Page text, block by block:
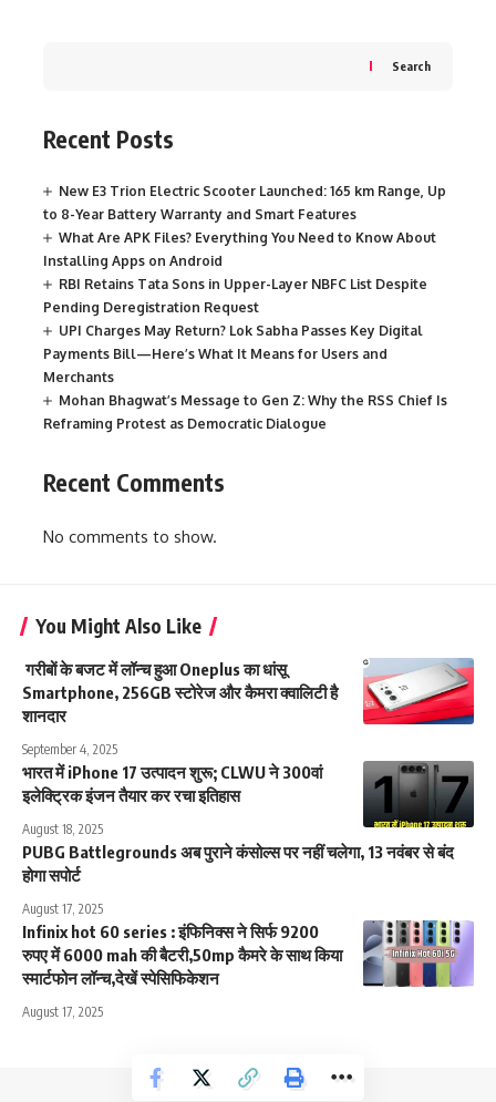
Search
Recent Posts
New E3 Trion Electric Scooter Launched: 165 km Range, Up
to 8-Year Battery Warranty and Smart Features
What Are APK Files? Everything You Need to Know About
Installing Apps on Android
RBI Retains Tata Sons in Upper-Layer NBFC List Despite
Pending Deregistration Request
UPI Charges May Return? Lok Sabha Passes Key Digital
Payments Bill—Here’s What It Means for Users and
Merchants
Mohan Bhagwat’s Message to Gen Z: Why the RSS Chief Is
Reframing Protest as Democratic Dialogue
Recent Comments
No comments to show.
You Might Also Like
गरीबों के बजट में लॉन्च हुआ Oneplus का धांसू
Smartphone, 256GB स्टोरेज और कैमरा क्वालिटी है
शानदार
September 4, 2025
भारत में iPhone 17 उत्पादन शुरू; CLWU ने 300वां
इलेक्ट्रिक इंजन तैयार कर रचा इतिहास
August 18, 2025
PUBG Battlegrounds अब पुराने कंसोल्स पर नहीं चलेगा, 13 नवंबर से बंद
होगा सपोर्ट
August 17, 2025
Infinix hot 60 series : इंफिनिक्स ने सिर्फ 9200
रुपए में 6000 mah की बैटरी,50mp कैमरे के साथ किया
स्मार्टफोन लॉन्च,देखें स्पेसिफिकेशन
August 17, 2025